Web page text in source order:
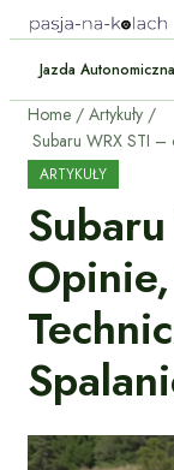
Jazda
Home
Artykuły
ARTYKUŁY